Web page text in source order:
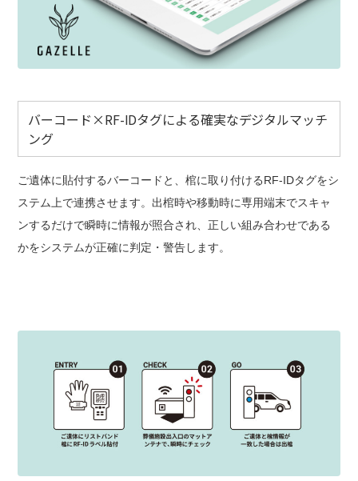
バーコード×RF-IDタグによる確実なデジタルマッチ
ング
ご遺体に貼付するバーコードと、棺に取り付けるRF-IDタグをシ
ステム上で連携させます。出棺時や移動時に専用端末でスキャ
ンするだけで瞬時に情報が照合され、正しい組み合わせである
かをシステムが正確に判定・警告します。